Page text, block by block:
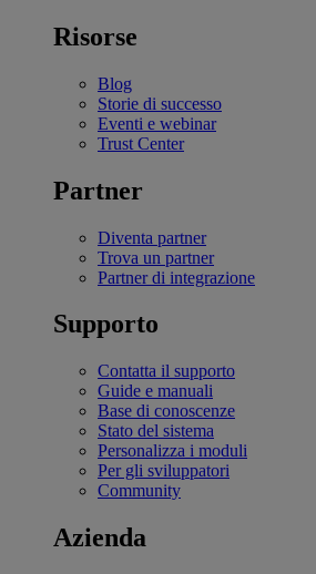
Risorse
Blog
Storie di successo
Eventi e webinar
Trust Center
Partner
Diventa partner
Trova un partner
Partner di integrazione
Supporto
Contatta il supporto
Guide e manuali
Base di conoscenze
Stato del sistema
Personalizza i moduli
Per gli sviluppatori
Community
Azienda